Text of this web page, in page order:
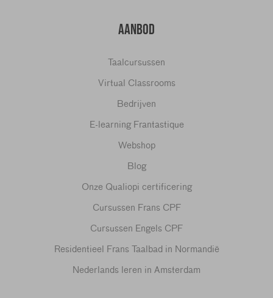
AANBOD
Taalcursussen
Virtual Classrooms
Bedrijven
E-learning Frantastique
Webshop
Blog
Onze Qualiopi certificering
Cursussen Frans CPF
Cursussen Engels CPF
Residentieel Frans Taalbad in Normandië
Nederlands leren in Amsterdam